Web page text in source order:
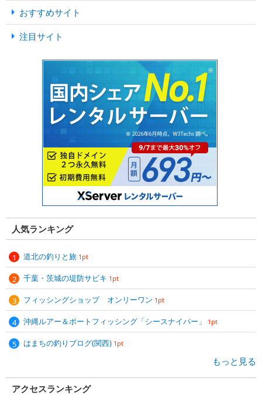
おすすめサイト
注目サイト
人気ランキング
道北の釣りと旅 1pt
千葉・茨城の堤防サビキ 1pt
フィッシングショップ オンリーワン 1pt
沖縄ルアー＆ボートフィッシング「シースナイパー」 1pt
はまちの釣りブログ(関西) 1pt
もっと見る
アクセスランキング